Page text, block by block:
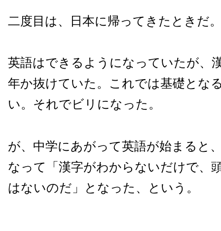
二度目は、日本に帰ってきたときだ
英語はできるようになっていたが、
年か抜けていた。これでは基礎とな
い。それでビリになった。
が、中学にあがって英語が始まると
なって「漢字がわからないだけで、
はないのだ」となった、という。